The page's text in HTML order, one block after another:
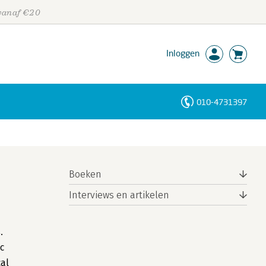
€20
Inloggen
010-4731397
Boeken
Interviews en artikelen
Personen